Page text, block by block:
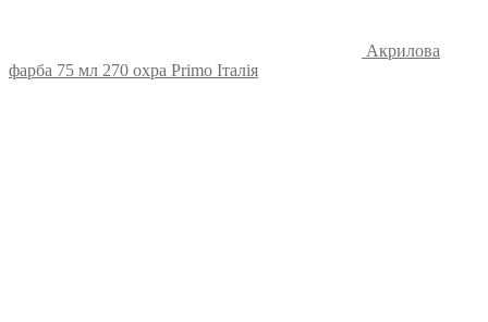
Акрилова
фарба 75 мл 270 охра Primo Італія